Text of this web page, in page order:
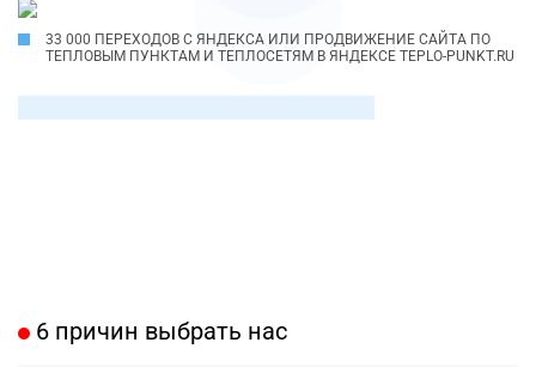
33 000 ПЕРЕХОДОВ С ЯНДЕКСА ИЛИ ПРОДВИЖЕНИЕ САЙТА ПО
ТЕПЛОВЫМ ПУНКТАМ И ТЕПЛОСЕТЯМ В ЯНДЕКСЕ TEPLO-PUNKT.RU
6 причин выбрать нас